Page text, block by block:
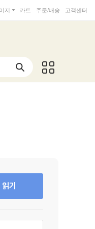
지 카트 주문/배송 고객센터
기